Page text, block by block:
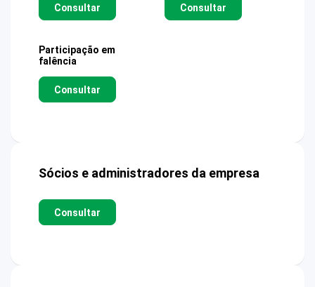
Consultar Consultar
Participação em
falência
Consultar
Sócios e administradores da empresa
Consultar